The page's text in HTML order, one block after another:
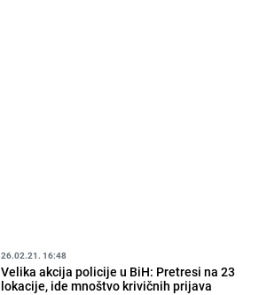
26.02.21. 16:48
Velika akcija policije u BiH: Pretresi na 23
lokacije, ide mnoštvo krivičnih prijava